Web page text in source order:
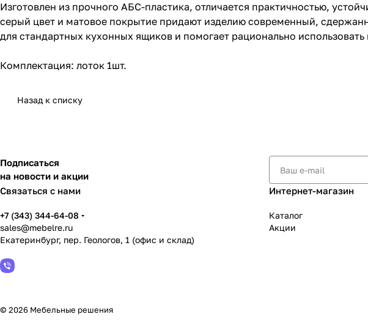
Изготовлен из прочного АБС-пластика, отличается практичностью,
серый цвет и матовое покрытие придают изделию современный,
для стандартных кухонных ящиков и помогает рационально использовать
Комплектация: лоток 1шт.
Назад к списку
Подписаться
на новости и акции
Связаться с нами
+7 (343) 344-64-08
sales@mebelre.ru
Екатеринбург, пер. Геологов, 1 (офис и склад)
Интернет-магазин
Каталог
Акции
© 2026 Мебельные решения